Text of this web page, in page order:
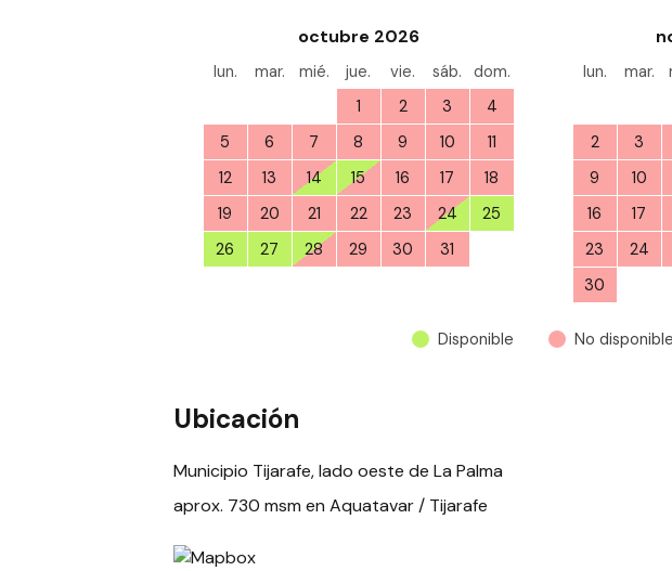
octubre 2026
lun. mar. mié. jue. vie. sáb. dom.
1 2 3
4
5
6 7 8 9 10
11
12
13 14 15 16 17
18
19
20 21 22 23 24
25
26
27 28 29 30 31
lun. mar.
2
3
9
10
16
17
23
24
30
Disponible No disponible
Ubicación
Municipio Tijarafe, lado oeste de La Palma
aprox. 730 msm en Aquatavar / Tijarafe